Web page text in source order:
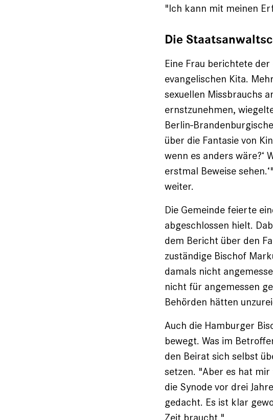
"Ich kann mit meinen
Die
Eine Frau berichtete
evangelischen Kita.
sexuellen Missbrauchs
ernstzunehmen,
Berlin-
über die Fantasie von
wenn es anders wäre?‘
erstmal Beweise
weiter.
Die Gemeinde feierte
abgeschlossen hielt.
dem Bericht über den
zuständige Bischof
damals nicht
nicht für angemessen
Behörden hätten
Auch die Hamburger
bewegt. Was im
den Beirat sich selbst
setzen. "Aber es hat
die Synode vor drei
gedacht. Es ist klar